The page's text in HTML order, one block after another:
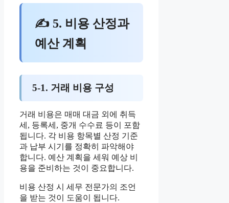
✍ 5. 비용 산정과
예산 계획
5-1. 거래 비용 구성
거래 비용은 매매 대금 외에 취득
세, 등록세, 중개 수수료 등이 포함
됩니다. 각 비용 항목별 산정 기준
과 납부 시기를 정확히 파악해야
합니다. 예산 계획을 세워 예상 비
용을 준비하는 것이 중요합니다.
비용 산정 시 세무 전문가의 조언
을 받는 것이 도움이 됩니다.